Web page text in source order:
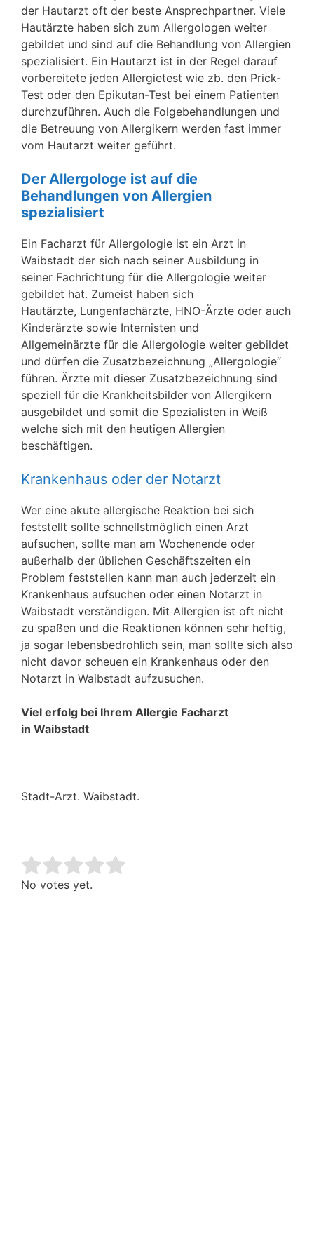
der Hautarzt oft der beste Ansprechpartner. Viele
Hautärzte haben sich zum Allergologen weiter
gebildet und sind auf die Behandlung von Allergien
spezialisiert. Ein Hautarzt ist in der Regel darauf
vorbereitete jeden Allergietest wie zb. den Prick-
Test oder den Epikutan-Test bei einem Patienten
durchzuführen. Auch die Folgebehandlungen und
die Betreuung von Allergikern werden fast immer
vom Hautarzt weiter geführt.
Der Allergologe ist auf die
Behandlungen von Allergien
spezialisiert
Ein Facharzt für Allergologie ist ein Arzt in
Waibstadt der sich nach seiner Ausbildung in
seiner Fachrichtung für die Allergologie weiter
gebildet hat. Zumeist haben sich
Hautärzte, Lungenfachärzte, HNO-Ärzte oder auch
Kinderärzte sowie Internisten und
Allgemeinärzte für die Allergologie weiter gebildet
und dürfen die Zusatzbezeichnung „Allergologie“
führen. Ärzte mit dieser Zusatzbezeichnung sind
speziell für die Krankheitsbilder von Allergikern
ausgebildet und somit die Spezialisten in Weiß
welche sich mit den heutigen Allergien
beschäftigen.
Krankenhaus oder der Notarzt
Wer eine akute allergische Reaktion bei sich
feststellt sollte schnellstmöglich einen Arzt
aufsuchen, sollte man am Wochenende oder
außerhalb der üblichen Geschäftszeiten ein
Problem feststellen kann man auch jederzeit ein
Krankenhaus aufsuchen oder einen Notarzt in
Waibstadt verständigen. Mit Allergien ist oft nicht
zu spaßen und die Reaktionen können sehr heftig,
ja sogar lebensbedrohlich sein, man sollte sich also
nicht davor scheuen ein Krankenhaus oder den
Notarzt in Waibstadt aufzusuchen.
Viel erfolg bei Ihrem Allergie Facharzt
in Waibstadt
Stadt-Arzt. Waibstadt.
Rate this item:
No votes yet.